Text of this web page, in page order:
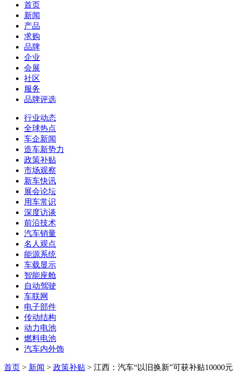
首页
新闻
产品
求购
品牌
企业
会展
社区
服务
品牌评选
行业动态
全球热点
车企新闻
造车新势力
政策补贴
市场观察
新车快讯
展会论坛
用车常识
深度访谈
前沿技术
汽车销量
名人观点
能源系统
车载显示
智能座舱
自动驾驶
车联网
电子部件
传动结构
动力电池
燃料电池
汽车内外饰
首页 > 新闻 > 政策补贴 > 江西：汽车“以旧换新”可获补贴10000元